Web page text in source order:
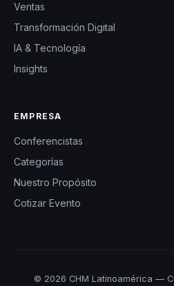
Ventas
Transformación Digital
IA & Tecnología
Insights
EMPRESA
Conferencistas
Categorías
Nuestro Propósito
Cotizar Evento
© 2026 CHM Latinoamérica —